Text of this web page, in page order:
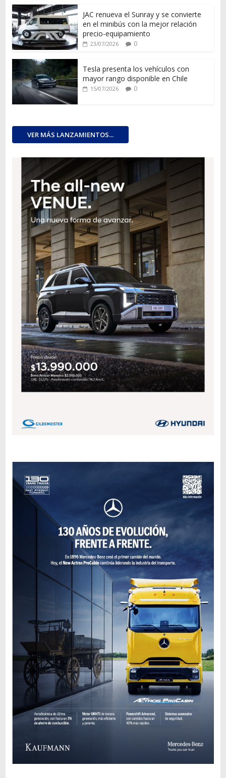
JAC renueva el Sunray y se convierte
en el minibús con la mejor relación
precio-equipamiento
23/07/2026 0
Tesla presenta los vehículos con
mayor rango disponible en Chile
15/07/2026 0
VER MÁS LANZAMIENTOS...